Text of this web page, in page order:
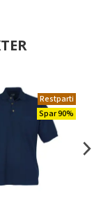
Restparti
Spar 90%